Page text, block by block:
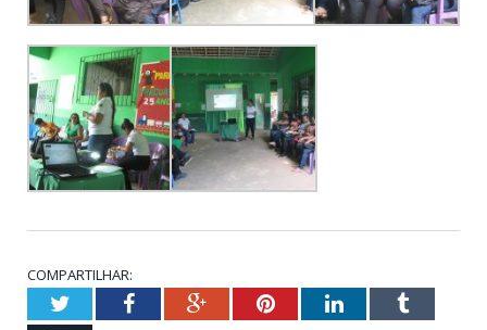
COMPARTILHAR:
TwitterFacebookGoogle+PinterestLinkedInTumblr